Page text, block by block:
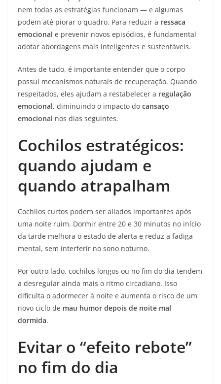
nem todas as estratégias funcionam — e algumas
podem até piorar o quadro. Para reduzir a ressaca
emocional e prevenir novos episódios, é fundamental
adotar abordagens mais inteligentes e sustentáveis.
Antes de tudo, é importante entender que o corpo
possui mecanismos naturais de recuperação. Quando
respeitados, eles ajudam a restabelecer a regulação
emocional, diminuindo o impacto do cansaço
emocional nos dias seguintes.
Cochilos estratégicos:
quando ajudam e
quando atrapalham
Cochilos curtos podem ser aliados importantes após
uma noite ruim. Dormir entre 20 e 30 minutos no início
da tarde melhora o estado de alerta e reduz a fadiga
mental, sem interferir no sono noturno.
Por outro lado, cochilos longos ou no fim do dia tendem
a desregular ainda mais o ritmo circadiano. Isso
dificulta o adormecer à noite e aumenta o risco de um
novo ciclo de mau humor depois de noite mal
dormida.
Evitar o “efeito rebote”
no fim do dia